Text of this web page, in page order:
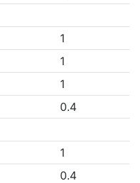
1
1
1
0.4
1
0.4